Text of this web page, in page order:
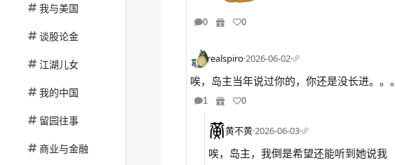
我与美国
谈股论金
江湖儿女
我的中国
留园往事
商业与金融
0 0
realspiro·2026-06-02·
唉，岛主当年说过你的，你还是没长进。。。
1 0
黄不黄·2026-06-03·
唉，岛主，我倒是希望还能听到她说我